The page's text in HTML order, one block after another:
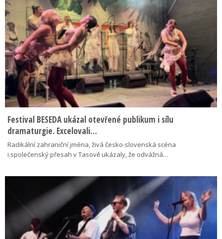
Festival BESEDA ukázal otevřené publikum i sílu
dramaturgie. Excelovali…
Radikální zahraniční jména, živá česko-slovenská scéna
i společenský přesah v Tasově ukázaly, že odvážná…